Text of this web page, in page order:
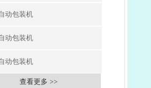
动包装机
动包装机
动包装机
查看更多 >>